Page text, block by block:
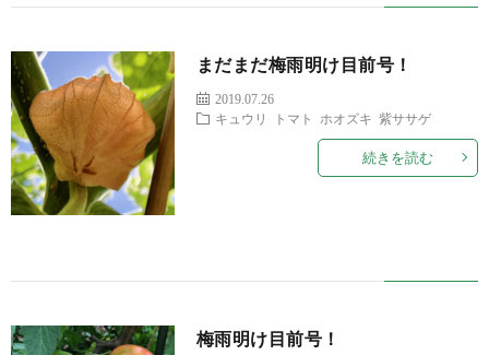
ー
まだまだ梅雨明け目前号！
2019.07.26
キュウリ
トマト ホオズキ 紫ササゲ
続きを読む
梅雨明け目前号！